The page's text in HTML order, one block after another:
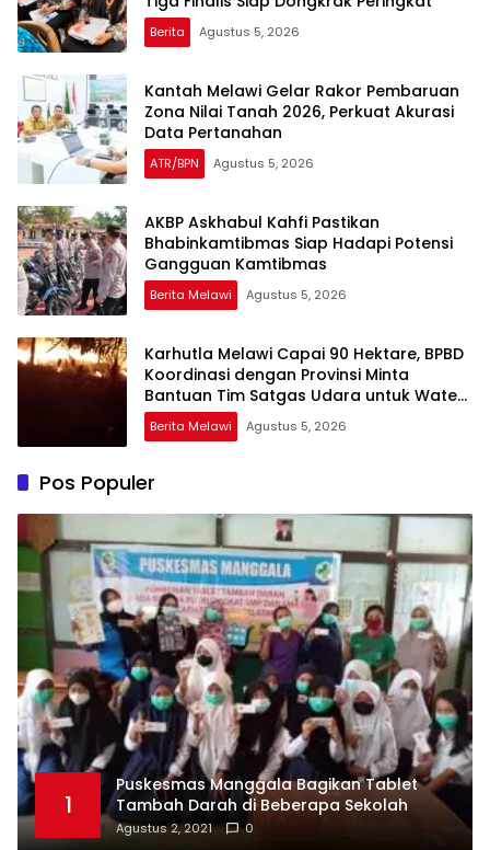
Berita Agustus 5, 2026
Kantah Melawi Gelar Rakor Pembaruan
Zona Nilai Tanah 2026, Perkuat Akurasi
Data Pertanahan
ATR/BPN Agustus 5, 2026
AKBP Askhabul Kahfi Pastikan
Bhabinkamtibmas Siap Hadapi Potensi
Gangguan Kamtibmas
Berita Melawi Agustus 5, 2026
Karhutla Melawi Capai 90 Hektare, BPBD
Koordinasi dengan Provinsi Minta
Bantuan Tim Satgas Udara untuk Water
Bombing
Berita Melawi Agustus 5, 2026
Pos Populer
1
Puskesmas Manggala Bagikan Tablet
Tambah Darah di Beberapa Sekolah
Agustus 2, 2021 0